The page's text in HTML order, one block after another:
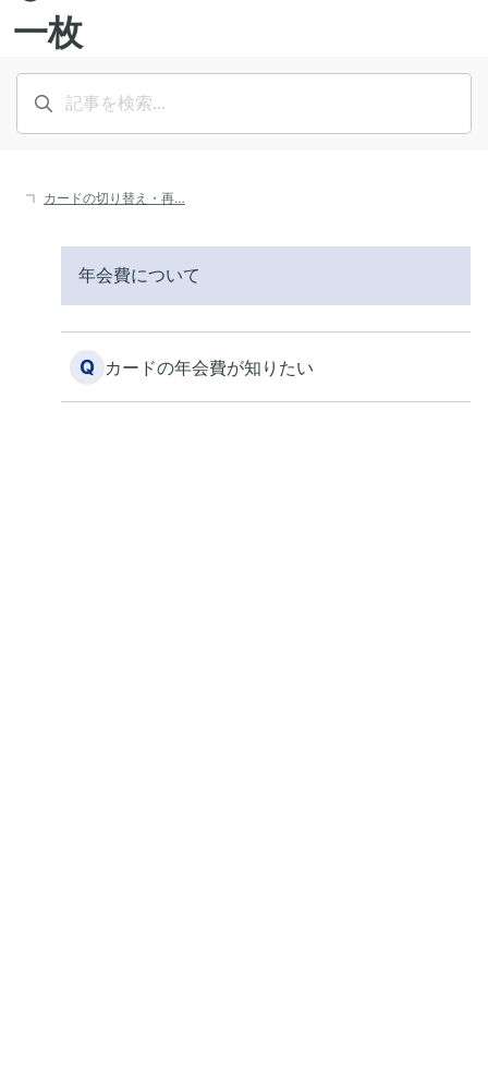
カードの切り替え・再…
年会費について
Q カードの年会費が知りたい